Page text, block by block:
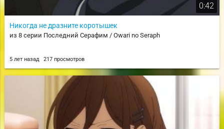
0:42
Никогда не дразните коротышек
из 8 серии Последний Серафим / Owari no Seraph
5 лет назад 217 просмотров